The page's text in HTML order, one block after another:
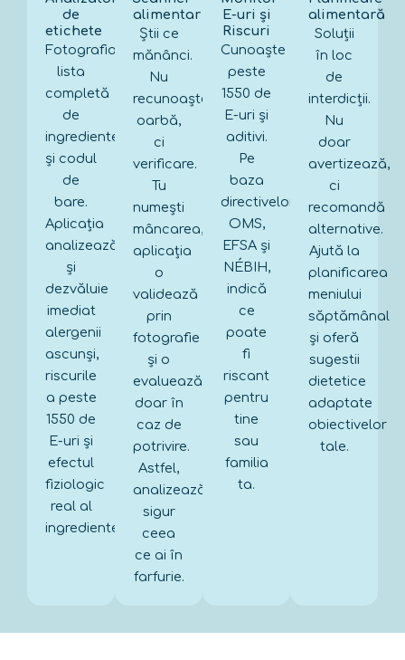
de
etichete
Fotografiază
lista
completă
de
ingrediente
și codul
de
bare.
Aplicația
analizează
și
dezvăluie
imediat
alergenii
ascunși,
riscurile
a peste
1550 de
E-uri și
efectul
fiziologic
real al
ingredientelor.
alimentar
Știi ce
mănânci.
Nu
recunoaștere
oarbă,
ci
verificare.
Tu
numești
mâncarea,
aplicația
o
validează
prin
fotografie
și o
evaluează
doar în
caz de
potrivire.
Astfel,
analizează
sigur
ceea
ce ai în
farfurie.
E-uri și
Riscuri
Cunoaște
peste
1550 de
E-uri și
aditivi.
Pe
baza
directivelor
OMS,
EFSA și
NÉBIH,
indică
ce
poate
fi
riscant
pentru
tine
sau
familia
ta.
alimentară
Soluții
în loc
de
interdicții.
Nu
doar
avertizează,
ci
recomandă
alternative.
Ajută la
planificarea
meniului
săptămânal
și oferă
sugestii
dietetice
adaptate
obiectivelor
tale.